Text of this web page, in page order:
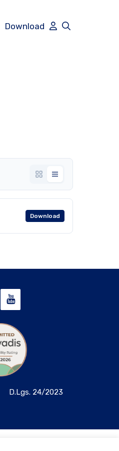
Download
Download
D.Lgs. 24/2023